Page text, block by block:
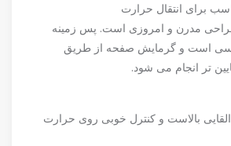
برای انتقال حرارت
طراحی مدرن و امروزی است. پس زمینه
است و گرمایش صفحه از طریق
تر انجام می شود.
بالاست و کنترل خوبی روی حرارت